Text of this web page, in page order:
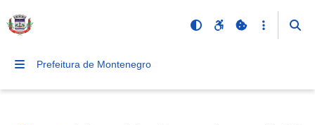
Prefeitura de Montenegro